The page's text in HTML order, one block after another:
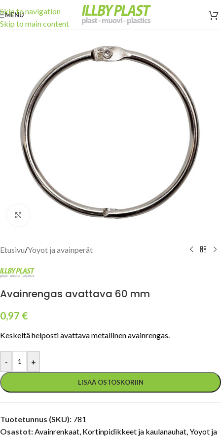
Skip to navigation
Skip to main content
MENU
Click to enlarge
Etusivu/Yoyot ja avainperät
Avainrengas avattava 60 mm
0,97 €
Keskeltä helposti avattava metallinen avainrengas.
- +
LISÄÄ OSTOSKORIIN
Tuotetunnus (SKU): 781
Osastot:Avainrenkaat, Kortinpidikkeet ja kaulanauhat,Yoyot ja